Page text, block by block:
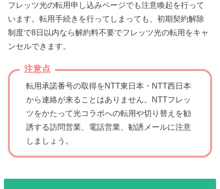
フレッツ光の転用申し込みページでも注意喚起を行って
います。転用手続きを行ってしまっても、初期契約解除
制度で8日以内なら解約料不要でフレッツ光の転用をキャ
ンセルできます。
注意点
転用承諾番号の取得をNTT東日本・NTT西日本
から連絡が来ることはありません。NTTフレッ
ツをかたって光コラボへの転用や切り替えを勧
誘する訪問営業、電話営業、勧誘メールに注意
しましょう。